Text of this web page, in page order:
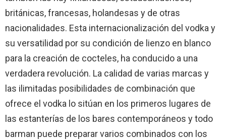
británicas, francesas, holandesas y de otras
nacionalidades. Esta internacionalización del vodka y
su versatilidad por su condición de lienzo en blanco
para la creación de cocteles, ha conducido a una
verdadera revolución. La calidad de varias marcas y
las ilimitadas posibilidades de combinación que
ofrece el vodka lo sitúan en los primeros lugares de
las estanterías de los bares contemporáneos y todo
barman puede preparar varios combinados con los